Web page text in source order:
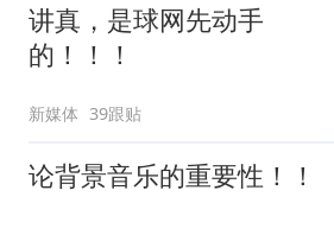
讲真，是球网先动手
的！！！
新媒体 39跟贴
论背景音乐的重要性！！